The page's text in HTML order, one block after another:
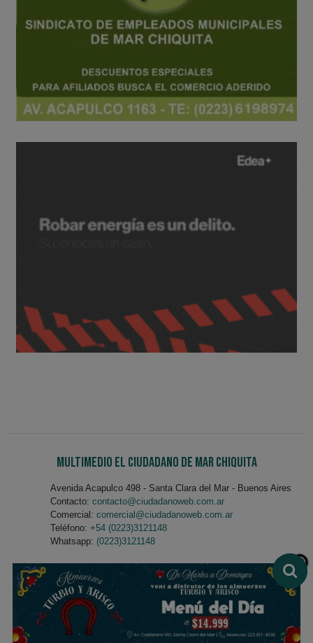
Multimedio El Ciudadano de Mar Chiquita
Avenida Acapulco 498 - Santa Clara del Mar - Buenos Aires
Contacto: contacto@ciudadanoweb.com.ar
Comercial: comercial@ciudadanoweb.com.ar
Teléfono: +54 (0223)3121148
Whatsapp: (0223)3121148
Staff Multimedio El Ciudadano
Redes Sociales